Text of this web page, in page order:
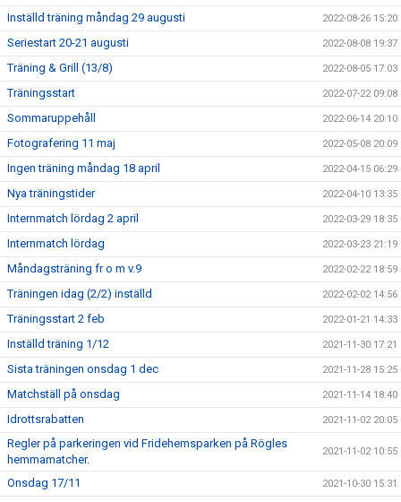
Inställd träning måndag 29 augusti 2022-08-26 15:20
Seriestart 20-21 augusti 2022-08-08 19:37
Träning & Grill (13/8) 2022-08-05 17:03
Träningsstart 2022-07-22 09:08
Sommaruppehåll 2022-06-14 20:10
Fotografering 11 maj 2022-05-08 20:09
Ingen träning måndag 18 april 2022-04-15 06:29
Nya träningstider 2022-04-10 13:35
Internmatch lördag 2 april 2022-03-29 18:35
Internmatch lördag 2022-03-23 21:19
Måndagsträning fr o m v.9 2022-02-22 18:59
Träningen idag (2/2) inställd 2022-02-02 14:56
Träningsstart 2 feb 2022-01-21 14:33
Inställd träning 1/12 2021-11-30 17:21
Sista träningen onsdag 1 dec 2021-11-28 15:25
Matchställ på onsdag 2021-11-14 18:40
Idrottsrabatten 2021-11-02 20:05
Regler på parkeringen vid Fridehemsparken på Rögles
hemmamatcher.
2021-11-02 10:55
Onsdag 17/11 2021-10-30 15:31